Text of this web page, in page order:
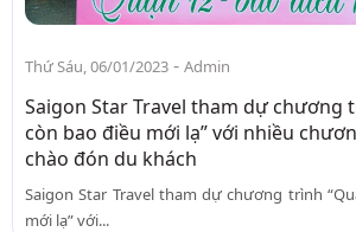
Thứ Sáu, 06/01/2023 - Admin
Saigon Star Travel tham dự chương
còn bao điều mới lạ” với nhiều
chào đón du khách
Saigon Star Travel tham dự chương trình
mới lạ” với...